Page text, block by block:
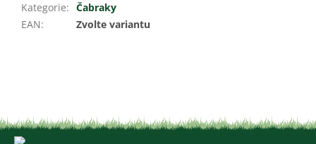
Kategorie: Čabraky
EAN: Zvolte variantu